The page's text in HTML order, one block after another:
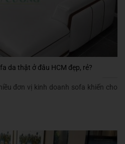
da thật ở đâu HCM đẹp, rẻ?
đơn vị kinh doanh sofa khiến cho